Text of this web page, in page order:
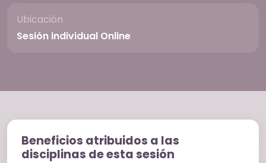
Ubicación
Sesión individual Online
Beneficios atribuidos a las
disciplinas de esta sesión